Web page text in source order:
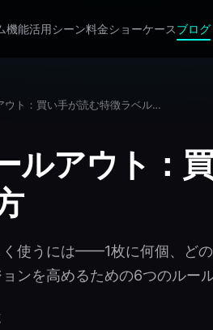
機能活用シーン料金ショーケースブログ
商品画像のコールアウト：買い手が読む特徴ラベルの付け方
ルアウト：
使うには——1枚に何個、ど
ンを高めるための6つのルール